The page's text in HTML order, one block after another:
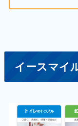
イースマイ